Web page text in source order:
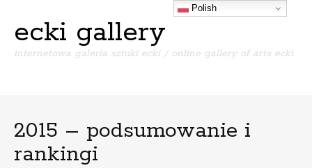
ecki gallery
internetowa galeria sztuki ecki / online gallery of arts ecki
p
t
o
2015 – podsumowanie i
rankingi
Polish